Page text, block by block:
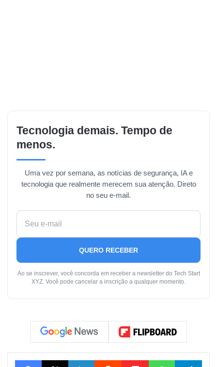
Tecnologia demais. Tempo de
menos.
Uma vez por semana, as notícias de segurança, IA e
tecnologia que realmente merecem sua atenção. Direto
no seu e-mail.
QUERO RECEBER
Ao se inscrever, você concorda em receber a newsletter do Tech Start
XYZ. Você pode cancelar a inscrição a qualquer momento.
FacebookX Linkedin Reddit FlipboardWhatsApp